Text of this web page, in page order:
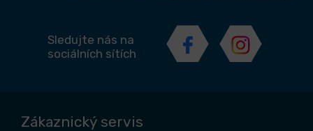
Sledujte nás na
sociálních sítích
Zákaznický servis